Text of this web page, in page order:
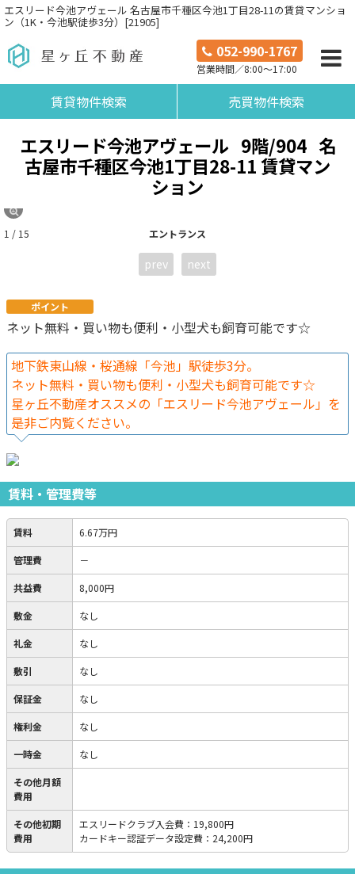
エスリード今池アヴェール 名古屋市千種区今池1丁目28-11の賃貸マンショ
ン（1K・今池駅徒歩3分）[21905]
052-990-1767
営業時間／8:00～17:00
賃貸物件検索 売買物件検索
エスリード今池アヴェール 9階/904 名
古屋市千種区今池1丁目28-11 賃貸マン
ション
エントランス
1 / 15
prev next
ポイント
ネット無料・買い物も便利・小型犬も飼育可能です☆
地下鉄東山線・桜通線「今池」駅徒歩3分。
ネット無料・買い物も便利・小型犬も飼育可能です☆
星ヶ丘不動産オススメの「エスリード今池アヴェール」を
是非ご内覧ください。
賃料・管理費等
賃料 6.67万円
管理費 －
共益費 8,000円
敷金 なし
礼金 なし
敷引 なし
保証金 なし
権利金 なし
一時金 なし
その他月額
費用
その他初期
費用
エスリードクラブ入会費 ： 19,800円
カードキー認証データ設定費 ： 24,200円